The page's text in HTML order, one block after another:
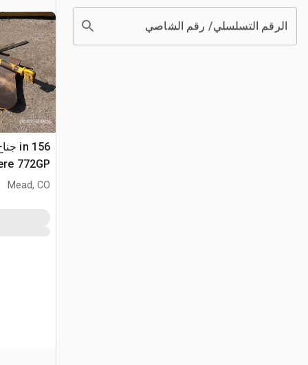
الرقم التسلسلي/ رقم الشاصي
772GP
Mead, CO